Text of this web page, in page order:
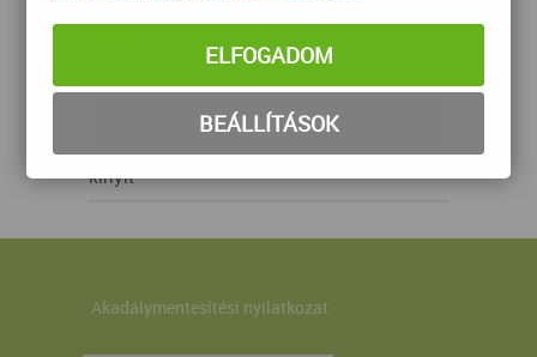
kinyit
Akadálymentesítési nyilatkozat
ELFOGADOM
BEÁLLÍTÁSOK